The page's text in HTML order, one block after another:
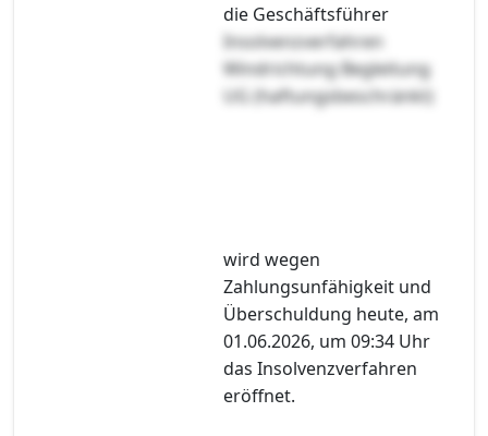
die Geschäftsführer
Insolvenzverfahren
Windrichtung Begleitung
UG (haftungsbeschränkt)
wird wegen
Zahlungsunfähigkeit und
Überschuldung heute, am
01.06.2026, um 09:34 Uhr
das Insolvenzverfahren
eröffnet.